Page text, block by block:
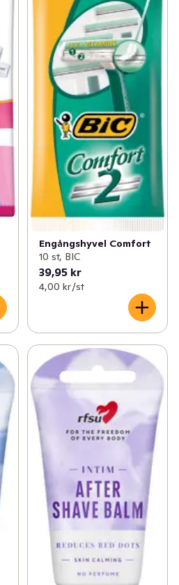
(65)
läkemedel (46)
Engångshyvel Comfort
10 st, BIC
39,95 kr
4,00 kr /st